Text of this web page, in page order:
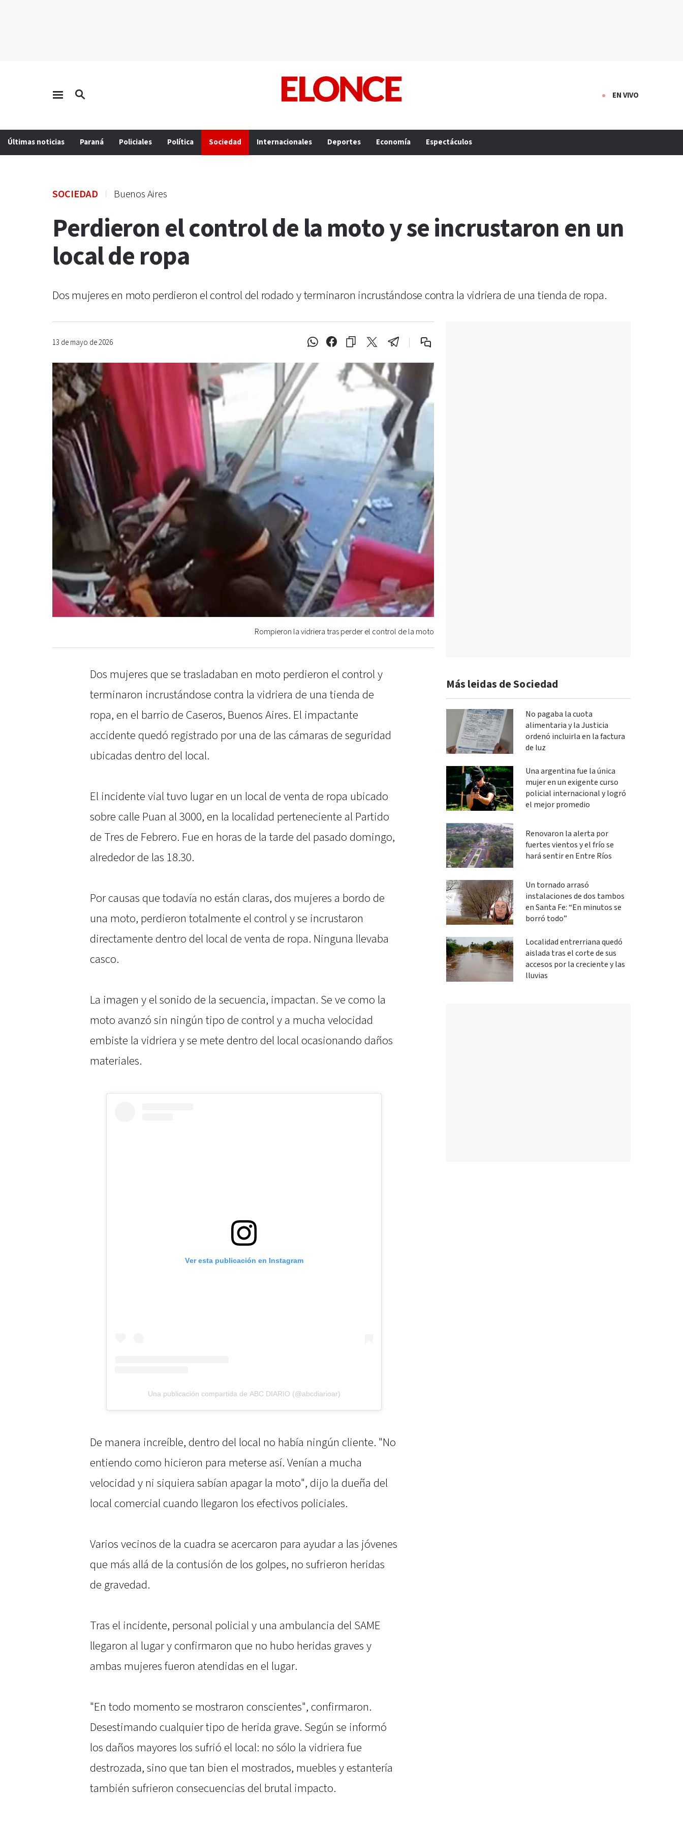
EN VIVO
Últimas noticias Paraná Policiales Política Sociedad Internacionales Deportes Economía Espectáculos
SOCIEDAD Buenos Aires
Perdieron el control de la moto y se incrustaron en un
local de ropa
Dos mujeres en moto perdieron el control del rodado y terminaron incrustándose contra la vidriera de una tienda de ropa.
13 de mayo de 2026
Rompieron la vidriera tras perder el control de la moto
Dos mujeres que se trasladaban en moto perdieron el control y
terminaron incrustándose contra la vidriera de una tienda de
ropa, en el barrio de Caseros, Buenos Aires. El impactante
accidente quedó registrado por una de las cámaras de seguridad
ubicadas dentro del local.
El incidente vial tuvo lugar en un local de venta de ropa ubicado
sobre calle Puan al 3000, en la localidad perteneciente al Partido
de Tres de Febrero. Fue en horas de la tarde del pasado domingo,
alrededor de las 18.30.
Por causas que todavía no están claras, dos mujeres a bordo de
una moto, perdieron totalmente el control y se incrustaron
directamente dentro del local de venta de ropa. Ninguna llevaba
casco.
La imagen y el sonido de la secuencia, impactan. Se ve como la
moto avanzó sin ningún tipo de control y a mucha velocidad
embiste la vidriera y se mete dentro del local ocasionando daños
materiales.
Ver esta publicación en Instagram
Una publicación compartida de ABC DIARIO (@abcdiarioar)
De manera increíble, dentro del local no había ningún cliente. "No
entiendo como hicieron para meterse así. Venían a mucha
velocidad y ni siquiera sabían apagar la moto", dijo la dueña del
local comercial cuando llegaron los efectivos policiales.
Varios vecinos de la cuadra se acercaron para ayudar a las jóvenes
que más allá de la contusión de los golpes, no sufrieron heridas
de gravedad.
Tras el incidente, personal policial y una ambulancia del SAME
llegaron al lugar y confirmaron que no hubo heridas graves y
ambas mujeres fueron atendidas en el lugar.
"En todo momento se mostraron conscientes", confirmaron.
Desestimando cualquier tipo de herida grave. Según se informó
los daños mayores los sufrió el local: no sólo la vidriera fue
destrozada, sino que tan bien el mostrados, muebles y estantería
también sufrieron consecuencias del brutal impacto.
Más leidas de Sociedad
No pagaba la cuota
alimentaria y la Justicia
ordenó incluirla en la factura
de luz
Una argentina fue la única
mujer en un exigente curso
policial internacional y logró
el mejor promedio
Renovaron la alerta por
fuertes vientos y el frío se
hará sentir en Entre Ríos
Un tornado arrasó
instalaciones de dos tambos
en Santa Fe: “En minutos se
borró todo”
Localidad entrerriana quedó
aislada tras el corte de sus
accesos por la creciente y las
lluvias